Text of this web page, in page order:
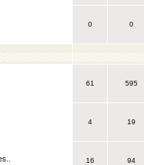
0 0
61 595
4 19
16 94